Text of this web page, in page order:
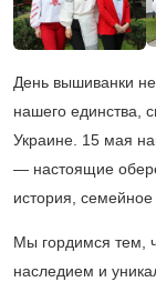
День вышиванки
нашего единства,
Украине. 15 мая
— настоящие
история,
Мы гордимся тем,
наследием и